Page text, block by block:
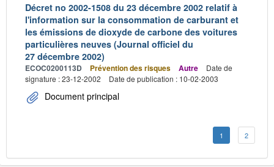
Décret no 2002-1508 du 23 décembre 2002 relatif à
l'information sur la consommation de carburant et
les émissions de dioxyde de carbone des voitures
particulières neuves (Journal officiel du
27 décembre 2002)
ECOC0200113D Prévention des risques Autre
Date de
signature : 23-12-2002
Date de publication : 10-02-2003
Document principal
1 2